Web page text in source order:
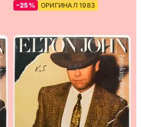
–25% ОРИГИНАЛ 1983